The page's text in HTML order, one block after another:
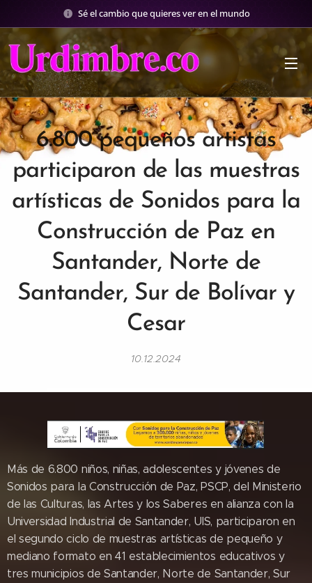
Sé el cambio que quieres ver en el mundo
6.800 pequeños artistas
participaron de las muestras
artísticas de Sonidos para la
Construcción de Paz en
Santander, Norte de
Santander, Sur de Bolívar y
Cesar
10.12.2024
Más de 6.800 niños, niñas, adolescentes y jóvenes de
Sonidos para la Construcción de Paz, PSCP, del Ministerio
de las Culturas, las Artes y los Saberes en alianza con la
Universidad Industrial de Santander, UIS, participaron en
el segundo ciclo de muestras artísticas de pequeño y
mediano formato en 41 establecimientos educativos y
tres municipios de Santander, Norte de Santander, Sur